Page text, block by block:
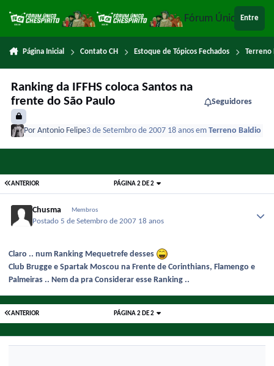
Fórum ÚnicoEntre
Página Inicial Contato CH Estoque de Tópicos Fechados
Ranking da IFFHS coloca Santos na
frente do São Paulo
Seguidores
PorAntonio Felipe3 de Setembro de 2007 18 anosemTerreno Baldio
ANTERIOR PÁGINA 2 DE 2
Chusma Membros
Postado 5 de Setembro de 2007 18 anos
Claro .. num Ranking Mequetrefe desses
Club Brugge e Spartak Moscou na Frente de Corinthians, Flamengo e
Palmeiras .. Nem da pra Considerar esse Ranking ..
ANTERIOR PÁGINA 2 DE 2